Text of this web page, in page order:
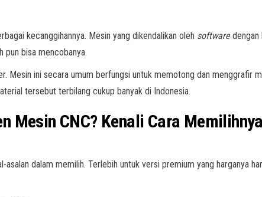
kecanggihannya. Mesin yang dikendalikan oleh software
pun bisa mencobanya.
Mesin ini secara umum berfungsi untuk memotong dan menggrafir
tersebut terbilang cukup banyak di Indonesia.
Mesin CNC? Kenali Cara
dalam memilih. Terlebih untuk versi premium yang harganya